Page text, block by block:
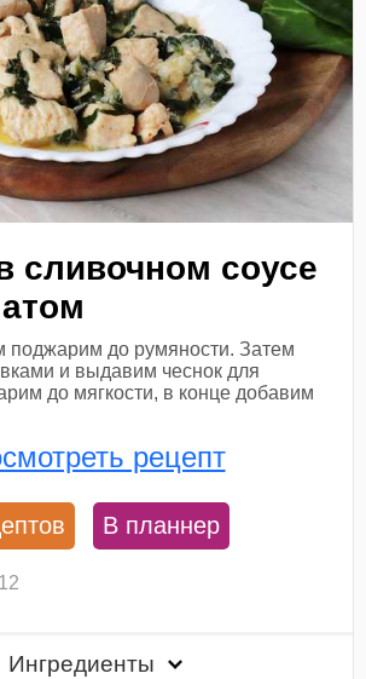
сливочном соусе
поджарим до румяности. Затем
и выдавим чеснок для
до мягкости, в конце добавим
рецепт
В планнер
12
Ингредиенты